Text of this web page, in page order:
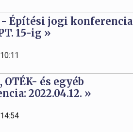
Építési jogi konferencia
15-ig »
és egyéb
2022.04.12. »